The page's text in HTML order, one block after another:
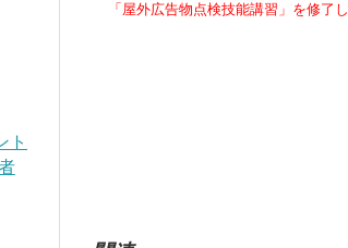
ト
「屋外広告物点検技能講習」を修了